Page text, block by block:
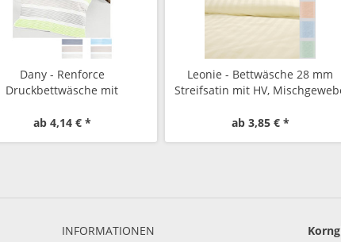
Dany - Renforce
Druckbettwäsche mit
ab 4,14 € *
Leonie - Bettwäsche 28 mm
Streifsatin mit HV,
ab 3,85 € *
INFORMATIONEN